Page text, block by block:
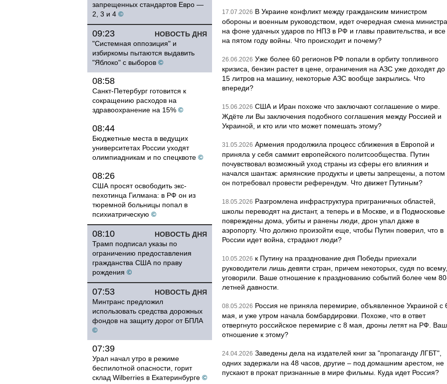
запрещенных стандартов Евро —
2, 3 и 4 ©
НОВОСТЬ ДНЯ
09:23
"Системная оппозиция" и
избиркомы пытаются выдавить
"Яблоко" с выборов ©
08:58
Санкт-Петербург готовится к
сокращению расходов на
здравоохранение на 15% ©
08:44
Бюджетные места в ведущих
университетах России уходят
олимпиадникам и по спецквоте ©
08:26
США просят освободить экс-
пехотинца Гилмана: в РФ он из
тюремной больницы попал в
психиатрическую ©
НОВОСТЬ ДНЯ
08:10
Трамп подписал указы по
ограничению предоставления
гражданства США по праву
рождения ©
НОВОСТЬ ДНЯ
07:53
Минтранс предложил
использовать средства дорожных
фондов на защиту дорог от БПЛА
©
07:39
Урал начал утро в режиме
беспилотной опасности, горит
склад Wilberries в Екатеринбурге ©
17.07.2026 В Украине конфликт между гражданским министром
обороны и военным руководством, идет очередная смена министра
на фоне удачных ударов по НПЗ в РФ и главы правительства, и все
на пятом году войны. Что происходит и почему?
26.06.2026 Уже более 60 регионов РФ попали в орбиту топливного
кризиса, бензин растет в цене, ограничения на АЗС уже доходят до
15 литров на машину, некоторые АЗС вообще закрылись. Что
впереди?
15.06.2026 США и Иран похоже что заключают соглашение о мире.
Ждёте ли Вы заключения подобного соглашения между Россией и
Украиной, и кто или что может помешать этому?
31.05.2026 Армения продолжила процесс сближения в Европой и
приняла у себя саммит европейского политсообщества. Путин
почувствовал возможный уход страны из сферы его влияния и
начался шантаж: армянские продукты и цветы запрещены, а потом
он потребовал провести референдум. Что движет Путиным?
18.05.2026 Разгромлена инфраструктура приграничных областей,
школы переводят на дистант, а теперь и в Москве, и в Подмосковье
повреждены дома, убиты и ранены люди, дрон упал даже в
аэропорту. Что должно произойти еще, чтобы Путин поверил, что в
России идет война, страдают люди?
10.05.2026 к Путину на празднование дня Победы приехали
руководители лишь девяти стран, причем некоторых, судя по всему,
уговорили. Ваше отношение к празднованию событий более чем
летней давности.
08.05.2026 Россия не приняла перемирие, объявленное Украиной с
мая, и уже утром начала бомбардировки. Похоже, что в ответ
отвергнуто российское перемирие с 8 мая, дроны летят на РФ.
отношение к этому?
24.04.2026 Заведены дела на издателей книг за "пропаганду ЛГБТ",
одних задержали на 48 часов, другие – под домашним арестом, не
пускают в прокат признанные в мире фильмы. Куда идет Россия?